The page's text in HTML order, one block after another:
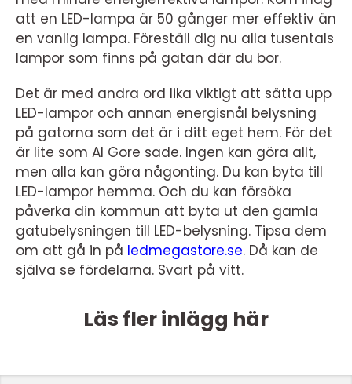
att en LED-lampa är 50 gånger mer effektiv än
en vanlig lampa. Föreställ dig nu alla tusentals
lampor som finns på gatan där du bor.
Det är med andra ord lika viktigt att sätta upp
LED-lampor och annan energisnål belysning
på gatorna som det är i ditt eget hem. För det
är lite som Al Gore sade. Ingen kan göra allt,
men alla kan göra någonting. Du kan byta till
LED-lampor hemma. Och du kan försöka
påverka din kommun att byta ut den gamla
gatubelysningen till LED-belysning. Tipsa dem
om att gå in på ledmegastore.se. Då kan de
själva se fördelarna. Svart på vitt.
Läs fler inlägg här